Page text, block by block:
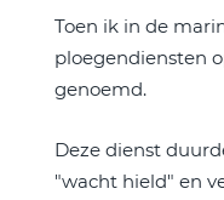
Toen ik in de
ploegendiensten
genoemd.
Deze dienst
"wacht hield" en